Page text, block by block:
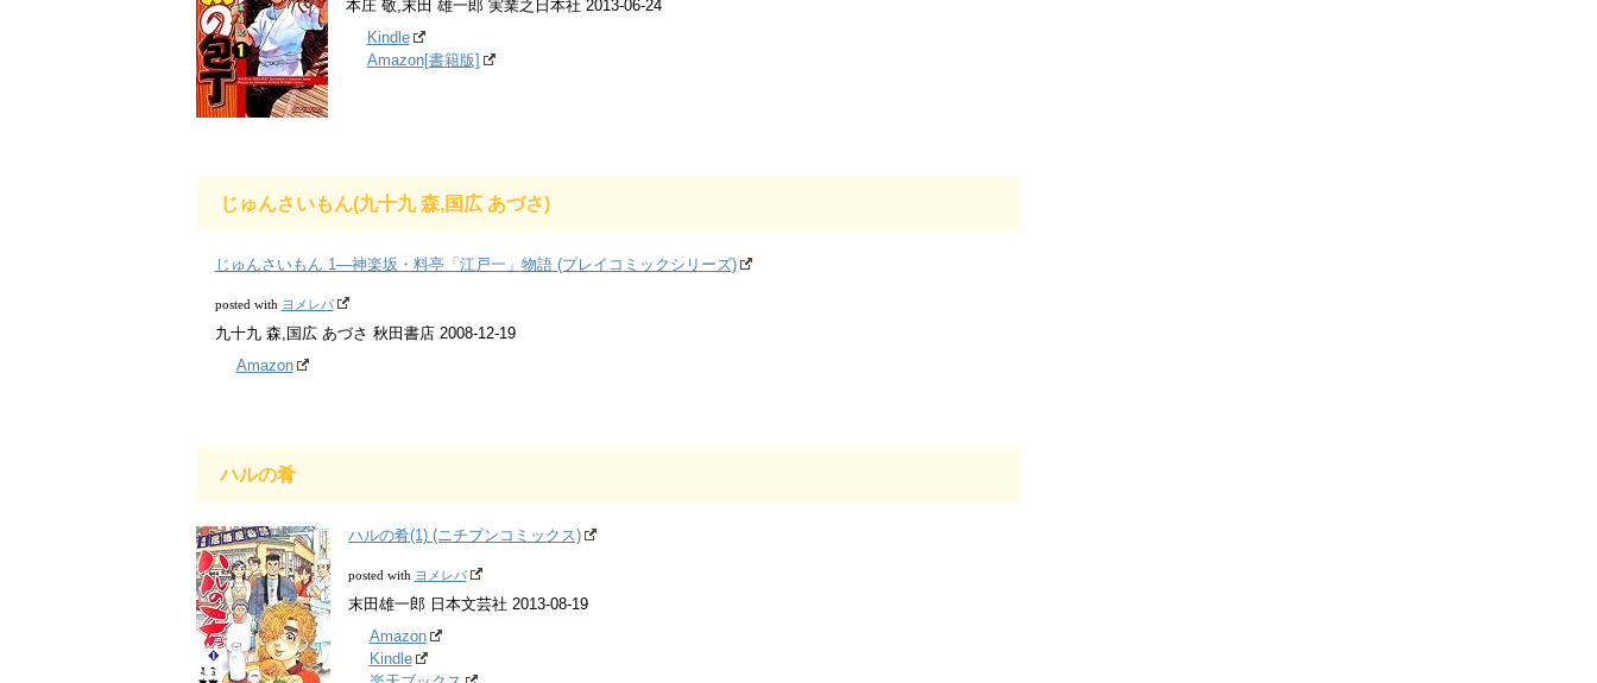
本庄 敬,末田 雄一郎 実業之日本社 2013-06-24
Kindle
Amazon[書籍版]
じゅんさいもん(九十九 森,国広 あづさ)
じゅんさいもん 1―神楽坂・料亭「江戸一」物語 (プレイコミックシリーズ)
posted with ヨメレバ
九十九 森,国広 あづさ 秋田書店 2008-12-19
Amazon
ハルの肴
ハルの肴(1) (ニチブンコミックス)
posted with ヨメレバ
末田雄一郎 日本文芸社 2013-08-19
Amazon
Kindle